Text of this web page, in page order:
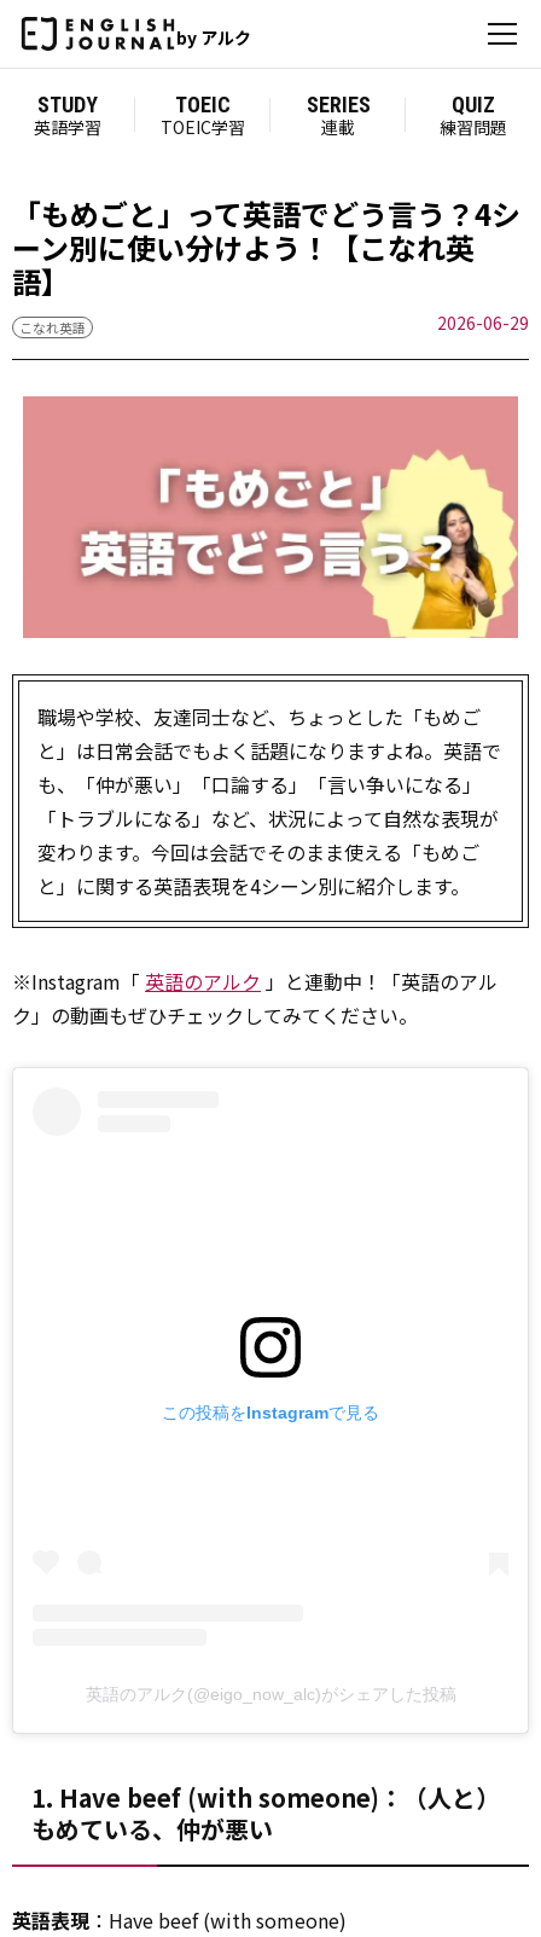
by アルク
STUDY
英語学習
TOEIC
TOEIC学習
SERIES
連載
QUIZ
練習問題
「もめごと」って英語でどう言う？4シ
ーン別に使い分けよう！【こなれ英
語】
こなれ英語 2026-06-29
職場や学校、友達同士など、ちょっとした「もめご
と」は日常会話でもよく話題になりますよね。英語で
も、「仲が悪い」「口論する」「言い争いになる」
「トラブルになる」など、状況によって自然な表現が
変わります。今回は会話でそのまま使える「もめご
と」に関する英語表現を4シーン別に紹介します。
※Instagram「 英語のアルク 」と連動中！「英語のアル
ク」の動画もぜひチェックしてみてください。
この投稿をInstagramで見る
英語のアルク(@eigo_now_alc)がシェアした投稿
1. Have beef (with someone)：（人と）
もめている、仲が悪い
英語表現 ：Have beef (with someone)